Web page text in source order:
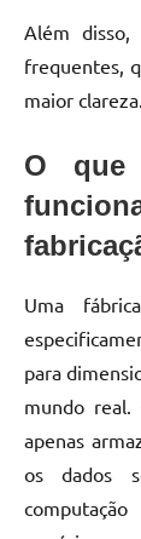
Além
frequentes,
maior clareza.
O que
Uma
para
mundo real.
apenas
os dados